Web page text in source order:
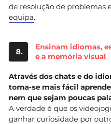
de resolução de problemas
equipa.
8.
Ensinam idiomas,
e a memória visual
Através dos chats e do
torna-se mais fácil
nem que sejam poucas
A verdade é que os
ganhar curiosidade por